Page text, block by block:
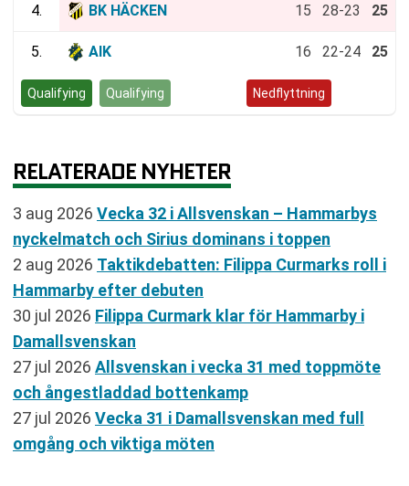
4. BK HÄCKEN 15 28-23 25
5. AIK 16 22-24 25
Qualifying Qualifying Nedflyttning
RELATERADE NYHETER
3 aug 2026 Vecka 32 i Allsvenskan – Hammarbys
nyckelmatch och Sirius dominans i toppen
2 aug 2026 Taktikdebatten: Filippa Curmarks roll i
Hammarby efter debuten
30 jul 2026 Filippa Curmark klar för Hammarby i
Damallsvenskan
27 jul 2026 Allsvenskan i vecka 31 med toppmöte
och ångestladdad bottenkamp
27 jul 2026 Vecka 31 i Damallsvenskan med full
omgång och viktiga möten